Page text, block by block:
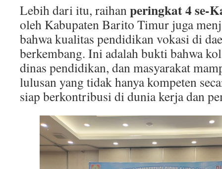
Lebih dari itu, raihanperingkat 4 se-
oleh Kabupaten Barito Timur juga
bahwa kualitas pendidikan vokasi di
berkembang. Ini adalah bukti bahwa
dinas pendidikan, dan masyarakat
lulusan yang tidak hanya kompeten
siap berkontribusi di dunia kerja dan